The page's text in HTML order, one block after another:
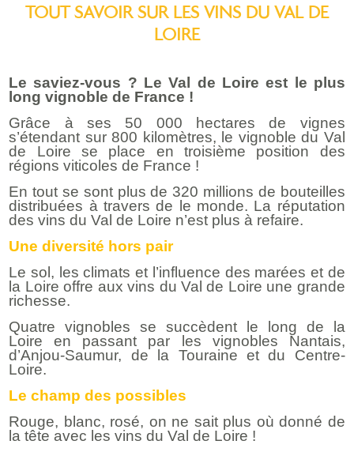
TOUT SAVOIR SUR LES VINS DU VAL DE
LOIRE
Le saviez-vous ? Le Val de Loire est le plus
long vignoble de France !
Grâce à ses 50 000 hectares de vignes
s’étendant sur 800 kilomètres, le vignoble du Val
de Loire se place en troisième position des
régions viticoles de France !
En tout se sont plus de 320 millions de bouteilles
distribuées à travers de le monde. La réputation
des vins du Val de Loire n’est plus à refaire.
Une diversité hors pair
Le sol, les climats et l’influence des marées et de
la Loire offre aux vins du Val de Loire une grande
richesse.
Quatre vignobles se succèdent le long de la
Loire en passant par les vignobles Nantais,
d’Anjou-Saumur, de la Touraine et du Centre-
Loire.
Le champ des possibles
Rouge, blanc, rosé, on ne sait plus où donné de
la tête avec les vins du Val de Loire !